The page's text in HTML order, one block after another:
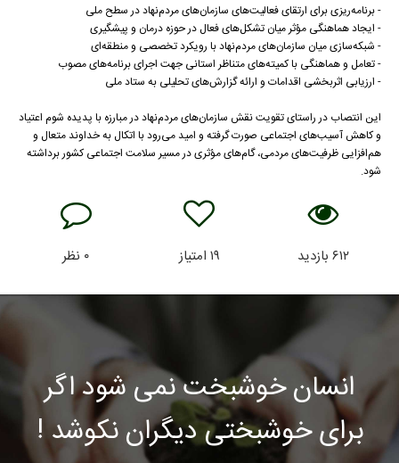
- برنامه‌ریزی برای ارتقای فعالیت‌های سازمان‌های مردم‌نهاد در سطح ملی
- ایجاد هماهنگی مؤثر میان تشکل‌های فعال در حوزه درمان و پیشگیری
- شبکه‌سازی میان سازمان‌های مردم‌نهاد با رویکرد تخصصی و منطقه‌ای
- تعامل و هماهنگی با کمیته‌های متناظر استانی جهت اجرای برنامه‌های مصوب
- ارزیابی اثربخشی اقدامات و ارائه گزارش‌های تحلیلی به ستاد ملی
این انتصاب در راستای تقویت نقش سازمان‌های مردم‌نهاد در مبارزه با پدیده شوم اعتیاد
و کاهش آسیب‌های اجتماعی صورت گرفته و امید می‌رود با اتکال به خداوند متعال و
هم‌افزایی ظرفیت‌های مردمی، گام‌های مؤثری در مسیر سلامت اجتماعی کشور برداشته
شود.
۶۱۲ بازدید ۱۹ امتیاز ۰ نظر
انسان خوشبخت نمی شود اگر
برای خوشبختی دیگران نکوشد !